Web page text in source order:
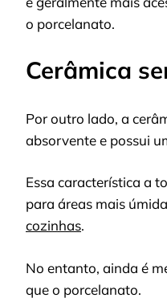
o porcelanato.
Cerâmica
Por outro lado, a
absorvente e possui
Essa característica a
para áreas mais
cozinhas.
No entanto, ainda é
que o porcelanato.